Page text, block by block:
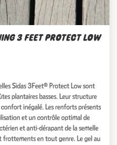
3 FEET PROTECT LOW
Sidas 3Feet® Protect Low sont
plantaires basses. Leur structure
inégalé. Les renforts présents
et un contrôle optimal de
et anti-dérapant de la semelle
frottements en tout genre. Le gel au